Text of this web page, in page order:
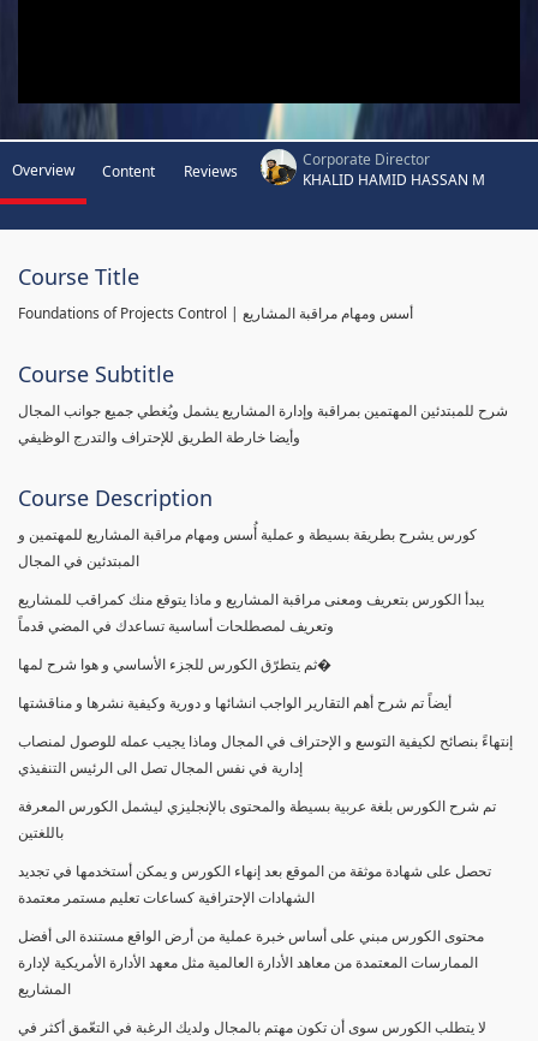
Overview Content Reviews
Corporate Director
KHALID HAMID HASSAN M
Course Title
Foundations of Projects Control | أسس ومهام مراقبة المشاريع
Course Subtitle
شرح للمبتدئين المهتمين بمراقبة وإدارة المشاريع يشمل ويُغطي جميع جوانب المجال
وأيضا خارطة الطريق للإحتراف والتدرج الوظيفي
Course Description
كورس يشرح بطريقة بسيطة و عملية أُسس ومهام مراقبة المشاريع للمهتمين و
المبتدئين في المجال
يبدأ الكورس بتعريف ومعنى مراقبة المشاريع و ماذا يتوقع منك كمراقب للمشاريع
وتعريف لمصطلحات أساسية تساعدك في المضي قدماً
ثم يتطرّق الكورس للجزء الأساسي و هوا شرح لمها�
أيضاً تم شرح أهم التقارير الواجب انشائها و دورية وكيفية نشرها و مناقشتها
إنتهاءً بنصائح لكيفية التوسع و الإحتراف في المجال وماذا يجيب عمله للوصول لمنصاب
إدارية في نفس المجال تصل الى الرئيس التنفيذي
تم شرح الكورس بلغة عربية بسيطة والمحتوى بالإنجليزي ليشمل الكورس المعرفة
باللغتين
تحصل على شهادة موثقة من الموقع بعد إنهاء الكورس و يمكن أستخدمها في تجديد
الشهادات الإحترافية كساعات تعليم مستمر معتمدة
محتوى الكورس مبني على أساس خبرة عملية من أرض الواقع مستندة الى أفضل
الممارسات المعتمدة من معاهد الأدارة العالمية مثل معهد الأدارة الأمريكية لإدارة
المشاريع
لا يتطلب الكورس سوى أن تكون مهتم بالمجال ولديك الرغبة في التعّمق أكثر في